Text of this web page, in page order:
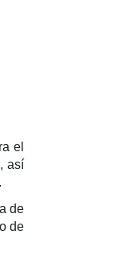
el
así
de
de